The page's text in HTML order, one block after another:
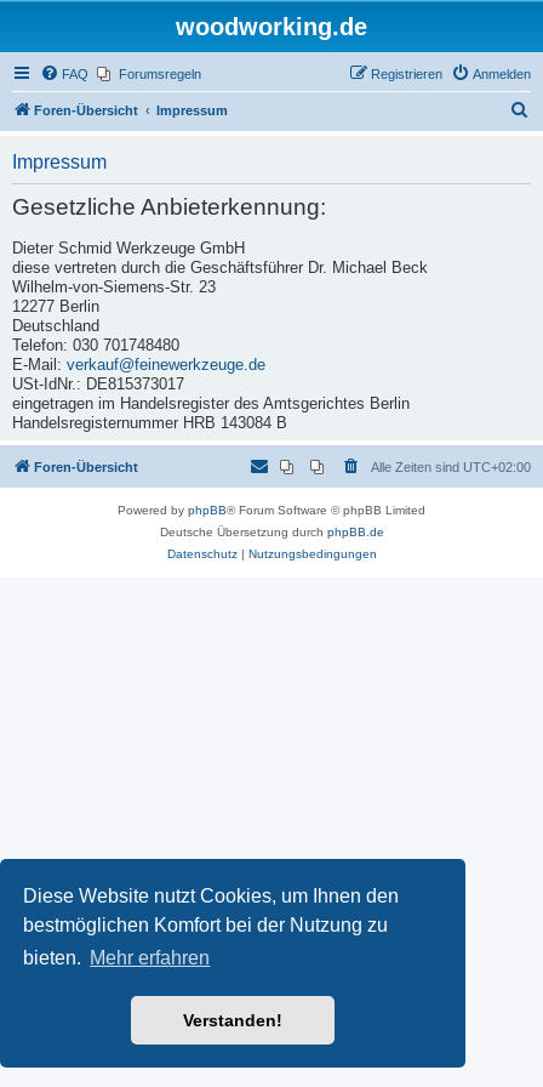
Diese Website nutzt Cookies, um Ihnen den
bestmöglichen Komfort bei der Nutzung zu
bieten. Mehr erfahren
Verstanden!
woodworking.de
FAQ Forumsregeln Anmelden
Registrieren
Foren-Übersicht Impressum
Impressum
Gesetzliche Anbieterkennung:
Dieter Schmid Werkzeuge GmbH
diese vertreten durch die Geschäftsführer Dr. Michael Beck
Wilhelm-von-Siemens-Str. 23
12277 Berlin
Deutschland
Telefon: 030 701748480
E-Mail: verkauf@feinewerkzeuge.de
USt-IdNr.: DE815373017
eingetragen im Handelsregister des Amtsgerichtes Berlin
Handelsregisternummer HRB 143084 B
Foren-Übersicht Alle Zeiten sind UTC+02:00
Powered by phpBB® Forum Software © phpBB Limited
Deutsche Übersetzung durch phpBB.de
Datenschutz| Nutzungsbedingungen